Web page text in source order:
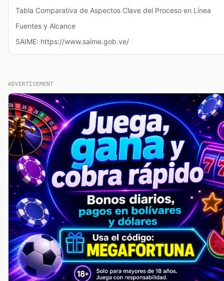
Tabla Comparativa de Aspectos Clave del Proceso en Línea
Fuentes y Alcance
SAIME: https://www.saime.gob.ve/
ADVERTISEMENT